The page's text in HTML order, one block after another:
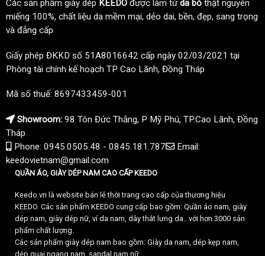
Các sản phẩm giày dép KEEDO được làm từda bò thật nguyên
miếng 100%, chất liệu da mềm mại, dẻo dai, bền, đẹp, sang trọng
và đẳng cấp
Giấy phép ĐKKD số 51A8016642 cấp ngày 02/03/2021 tại
Phòng tài chính kế hoạch TP Cao Lãnh, Đồng Tháp
Mã số thuế: 8697433459-001
Showroom: 98 Tôn Đức Thắng, P Mỹ Phú, TP.Cao Lãnh, Đồng
Tháp
Phone: 0945.0505.48 - 0845.181.787
Email:
keedovietnam@gmail.com
QUẦN ÁO, GIÀY DÉP NAM CAO CẤP KEEDO
Keedo.vn là website bán lẻ thời trang cao cấp của thương hiệu
KEEDO. Các sản phẩm KEEDO cung cấp bao gồm: Quần áo nam, giày
dép nam, giày dép nữ, ví da nam, dây thắt lưng da.. với hơn 3000 sản
phẩm chất lượng.
Các sản phẩm giày dép nam bao gồm: Giày da nam, dép kẹp nam,
dép quai ngang nam, sandal nam nữ...